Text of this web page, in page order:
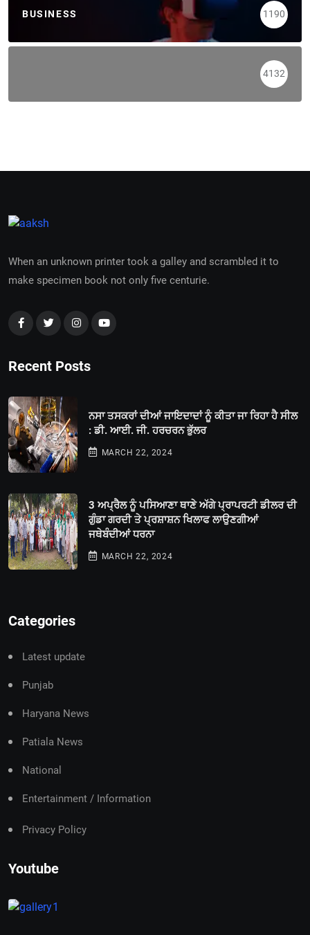
BUSINESS 1190
4132
When an unknown printer took a galley and scrambled it to
make specimen book not only five centurie.
Recent Posts
ਨਸਾ ਤਸਕਰਾਂ ਦੀਆਂ ਜਾਇਦਾਦਾਂ ਨੂੰ ਕੀਤਾ ਜਾ ਰਿਹਾ ਹੈ ਸੀਲ
: ਡੀ. ਆਈ. ਜੀ. ਹਰਚਰਨ ਭੁੱਲਰ
MARCH 22, 2024
3 ਅਪ੍ਰੈਲ ਨੂੰ ਪਸਿਆਣਾ ਥਾਣੇ ਅੱਗੇ ਪ੍ਰਾਪਰਟੀ ਡੀਲਰ ਦੀ
ਗੁੰਡਾ ਗਰਦੀ ਤੇ ਪ੍ਰਸ਼ਾਸ਼ਨ ਖਿਲਾਫ ਲਾਉਣਗੀਆਂ
ਜਥੇਬੰਦੀਆਂ ਧਰਨਾ
MARCH 22, 2024
Categories
Latest update
Punjab
Haryana News
Patiala News
National
Entertainment / Information
Privacy Policy
Youtube